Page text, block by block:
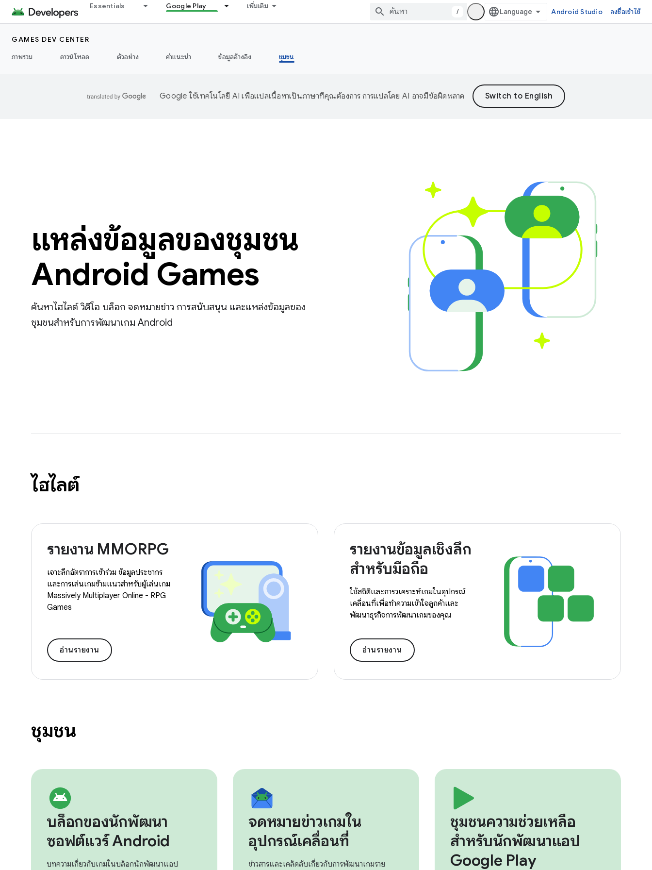
Essentials Google Play เพิ่มเติม
/ Android Studio ลงชื่อเข้าใช้
GAMES DEV CENTER
ภาพรวม
ดาวน์โหลด ตัวอย่าง คำแนะนำ ข้อมูลอ้างอิง ชุมชน
Google ใช้เทคโนโลยี AI เพื่อแปลเนื้อหาเป็นภาษาที่คุณต้องการ การแปลโดย AI อาจมีข้อผิดพลาด
แหล่งข้อมูลของชุมชน
Android Games
ค้นหาไฮไลต์ วิดีโอ บล็อก จดหมายข่าว การสนับสนุน และแหล่งข้อมูลของ
ชุมชนสำหรับการพัฒนาเกม Android
ไฮไลต์
รายงาน MMORPG
เจาะลึกอัตราการเข้าร่วม ข้อมูลประชากร
และการเล่นเกมข้ามแนวสำหรับผู้เล่นเกม
Massively Multiplayer Online - RPG
Games
อ่านรายงาน
รายงานข้อมูลเชิงลึก
สำหรับมือถือ
ใช้สถิติและการวิเคราะห์เกมในอุปกรณ์
เคลื่อนที่เพื่อทำความเข้าใจลูกค้าและ
พัฒนาธุรกิจการพัฒนาเกมของคุณ
อ่านรายงาน
ชุมชน
บล็อกของนักพัฒนา
ซอฟต์แวร์ Android
บทความเกี่ยวกับเกมในบล็อกนักพัฒนาแอป
จดหมายข่าวเกมใน
อุปกรณ์เคลื่อนที่
ข่าวสารและเคล็ดลับเกี่ยวกับการพัฒนาเกมราย
ชุมชนความช่วยเหลือ
สำหรับนักพัฒนาแอป
Google Play